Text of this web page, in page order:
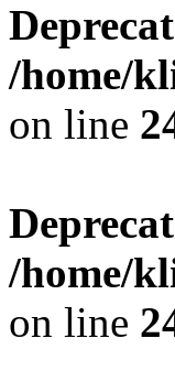
/home/
on line
/home/
on line